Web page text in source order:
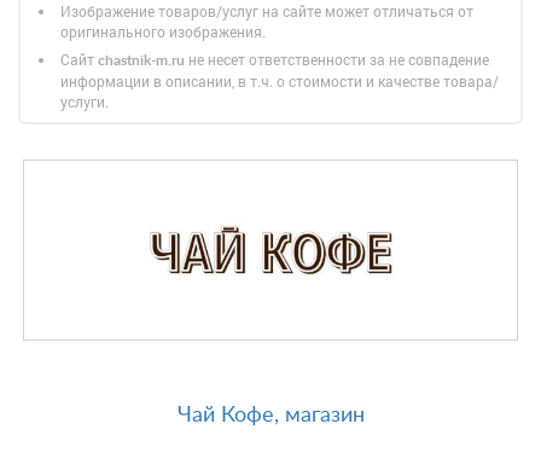
Изображение товаров/услуг на сайте может отличаться от
оригинального изображения.
Сайт chastnik-m.ru не несет ответственности за не совпадение
информации в описании, в т.ч. о стоимости и качестве товара/
услуги.
Чай Кофе, магазин